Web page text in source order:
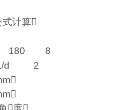
计算
180
8
d
2

